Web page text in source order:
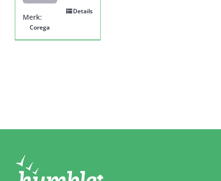
Details
Merk:
Corega